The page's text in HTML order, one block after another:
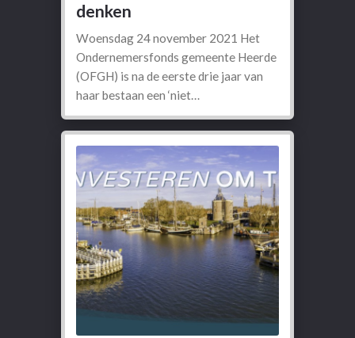
denken
Woensdag 24 november 2021 Het
Ondernemersfonds gemeente Heerde
(OFGH) is na de eerste drie jaar van
haar bestaan een ‘niet…